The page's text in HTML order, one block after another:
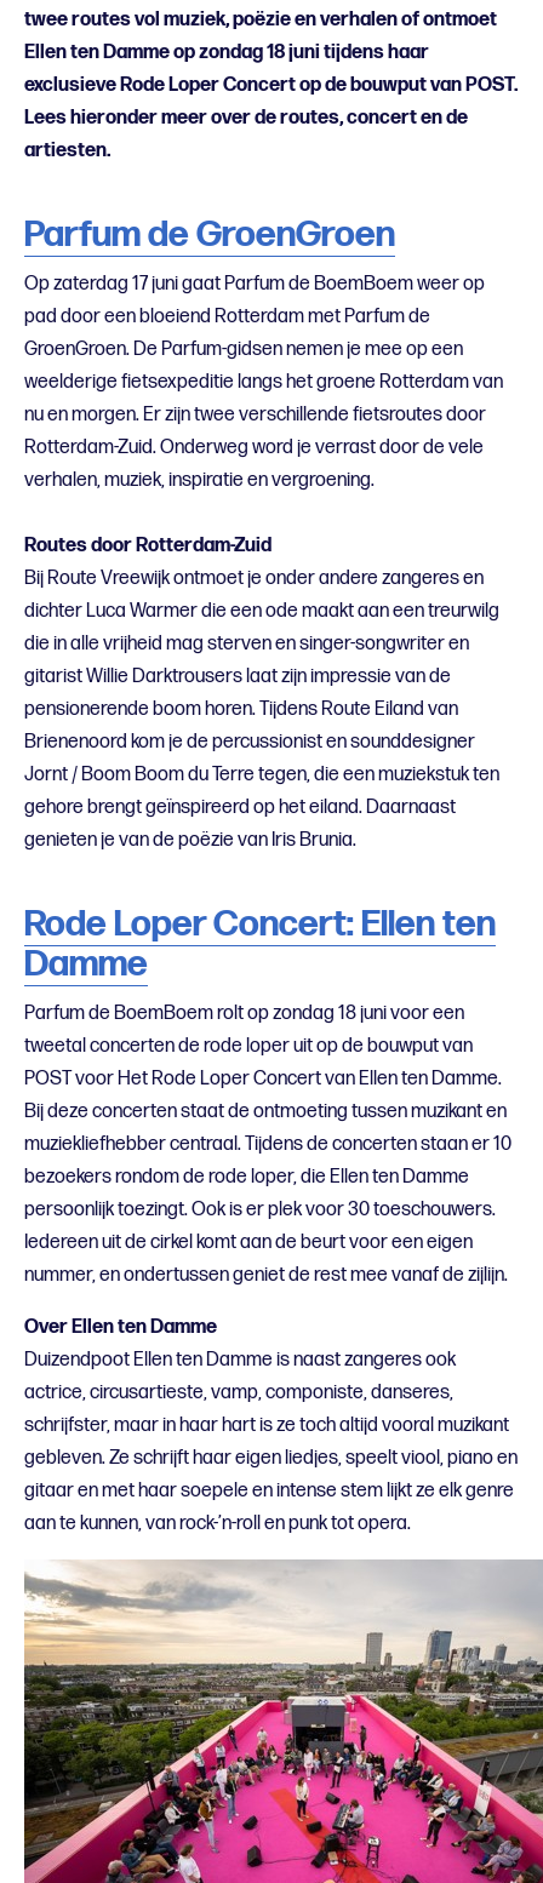
twee routes vol muziek, poëzie en verhalen of ontmoet
Ellen ten Damme op zondag 18 juni tijdens haar
exclusieve Rode Loper Concert op de bouwput van POST.
Lees hieronder meer over de routes, concert en de
artiesten.
Parfum de GroenGroen
Op zaterdag 17 juni gaat Parfum de BoemBoem weer op
pad door een bloeiend Rotterdam met Parfum de
GroenGroen. De Parfum-gidsen nemen je mee op een
weelderige fietsexpeditie langs het groene Rotterdam van
nu en morgen. Er zijn twee verschillende fietsroutes door
Rotterdam-Zuid. Onderweg word je verrast door de vele
verhalen, muziek, inspiratie en vergroening.
Routes door Rotterdam-Zuid
Bij Route Vreewijk ontmoet je onder andere zangeres en
dichter Luca Warmer die een ode maakt aan een treurwilg
die in alle vrijheid mag sterven en singer-songwriter en
gitarist Willie Darktrousers laat zijn impressie van de
pensionerende boom horen. Tijdens Route Eiland van
Brienenoord kom je de percussionist en sounddesigner
Jornt / Boom Boom du Terre tegen, die een muziekstuk ten
gehore brengt geïnspireerd op het eiland. Daarnaast
genieten je van de poëzie van Iris Brunia.
Rode Loper Concert: Ellen ten
Damme
Parfum de BoemBoem rolt op zondag 18 juni voor een
tweetal concerten de rode loper uit op de bouwput van
POST voor Het Rode Loper Concert van Ellen ten Damme.
Bij deze concerten staat de ontmoeting tussen muzikant en
muziekliefhebber centraal. Tijdens de concerten staan er 10
bezoekers rondom de rode loper, die Ellen ten Damme
persoonlijk toezingt. Ook is er plek voor 30 toeschouwers.
Iedereen uit de cirkel komt aan de beurt voor een eigen
nummer, en ondertussen geniet de rest mee vanaf de zijlijn.
Over Ellen ten Damme
Duizendpoot Ellen ten Damme is naast zangeres ook
actrice, circusartieste, vamp, componiste, danseres,
schrijfster, maar in haar hart is ze toch altijd vooral muzikant
gebleven. Ze schrijft haar eigen liedjes, speelt viool, piano en
gitaar en met haar soepele en intense stem lijkt ze elk genre
aan te kunnen, van rock-’n-roll en punk tot opera.